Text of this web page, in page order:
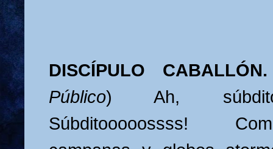
DISCÍPULO
Público) Ah,
Súbditooooossss!